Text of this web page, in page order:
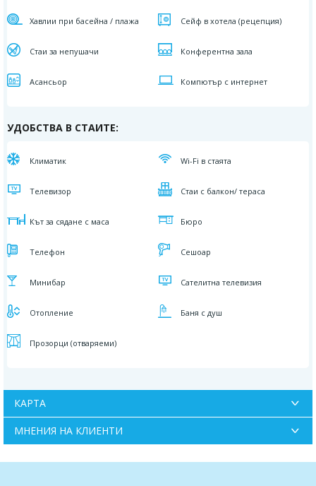
Хавлии при басейна / плажа Сейф в хотела (рецепция)
Стаи за непушачи Конферентна зала
Асансьор Компютър с интернет
УДОБСТВА В СТАИТЕ:
Климатик Wi-Fi в стаята
Телевизор Стаи с балкон/ тераса
Кът за сядане с маса Бюро
Телефон Сешоар
Минибар Сателитна телевизия
Отопление Баня с душ
Прозорци (отваряеми)
КАРТА
МНЕНИЯ НА КЛИЕНТИ